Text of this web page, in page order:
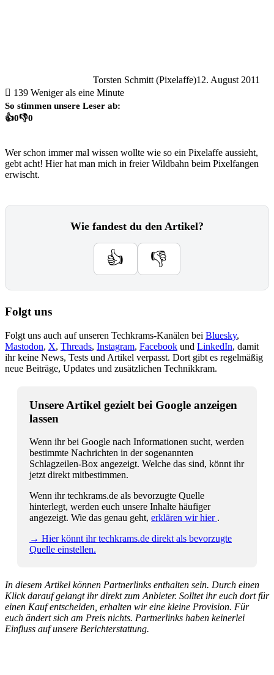
Torsten Schmitt (Pixelaffe)12. August 2011
139 Weniger als eine Minute
So stimmen unsere Leser ab:
👍0👎0
Wer schon immer mal wissen wollte wie so ein Pixelaffe aussieht,
gebt acht! Hier hat man mich in freier Wildbahn beim Pixelfangen
erwischt.
Wie fandest du den Artikel?
👍 👎
Folgt uns
Folgt uns auch auf unseren Techkrams-Kanälen bei Bluesky,
Mastodon, X, Threads, Instagram, Facebook und LinkedIn, damit
ihr keine News, Tests und Artikel verpasst. Dort gibt es regelmäßig
neue Beiträge, Updates und zusätzlichen Technikkram.
Unsere Artikel gezielt bei Google anzeigen
lassen
Wenn ihr bei Google nach Informationen sucht, werden
bestimmte Nachrichten in der sogenannten
Schlagzeilen-Box angezeigt. Welche das sind, könnt ihr
jetzt direkt mitbestimmen.
Wenn ihr techkrams.de als bevorzugte Quelle
hinterlegt, werden euch unsere Inhalte häufiger
angezeigt. Wie das genau geht, erklären wir hier .
→ Hier könnt ihr techkrams.de direkt als bevorzugte
Quelle einstellen.
In diesem Artikel können Partnerlinks enthalten sein. Durch einen
Klick darauf gelangt ihr direkt zum Anbieter. Solltet ihr euch dort für
einen Kauf entscheiden, erhalten wir eine kleine Provision. Für
euch ändert sich am Preis nichts. Partnerlinks haben keinerlei
Einfluss auf unsere Berichterstattung.